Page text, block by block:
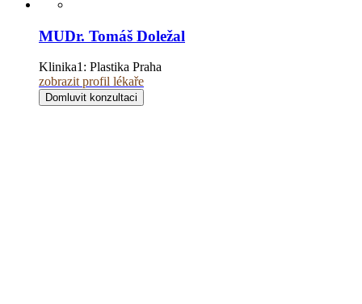
MUDr. Tomáš Doležal
Klinika1: Plastika Praha
zobrazit profil lékaře
Domluvit konzultaci